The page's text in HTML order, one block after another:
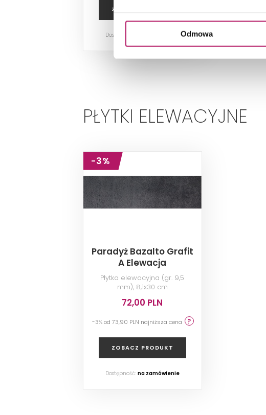
Odmowa
ZOBACZ PRODUKT
Dostępność:
PŁYTKI ELEWACYJNE
-3%
Paradyż Bazalto Grafit
A Elewacja
Płytka elewacyjna (gr. 9,5
mm), 8,1x30 cm
72,00 PLN
-3% od 73,90 PLN najniższa cena
ZOBACZ PRODUKT
Dostępność: na zamówienie